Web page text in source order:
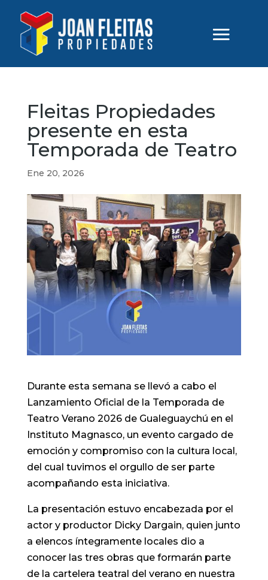
Fleitas Propiedades
presente en esta
Temporada de Teatro
Ene 20, 2026
Durante esta semana se llevó a cabo el
Lanzamiento Oficial de la Temporada de
Teatro Verano 2026 de Gualeguaychú en el
Instituto Magnasco, un evento cargado de
emoción y compromiso con la cultura local,
del cual tuvimos el orgullo de ser parte
acompañando esta iniciativa.
La presentación estuvo encabezada por el
actor y productor Dicky Dargain, quien junto
a elencos íntegramente locales dio a
conocer las tres obras que formarán parte
de la cartelera teatral del verano en nuestra